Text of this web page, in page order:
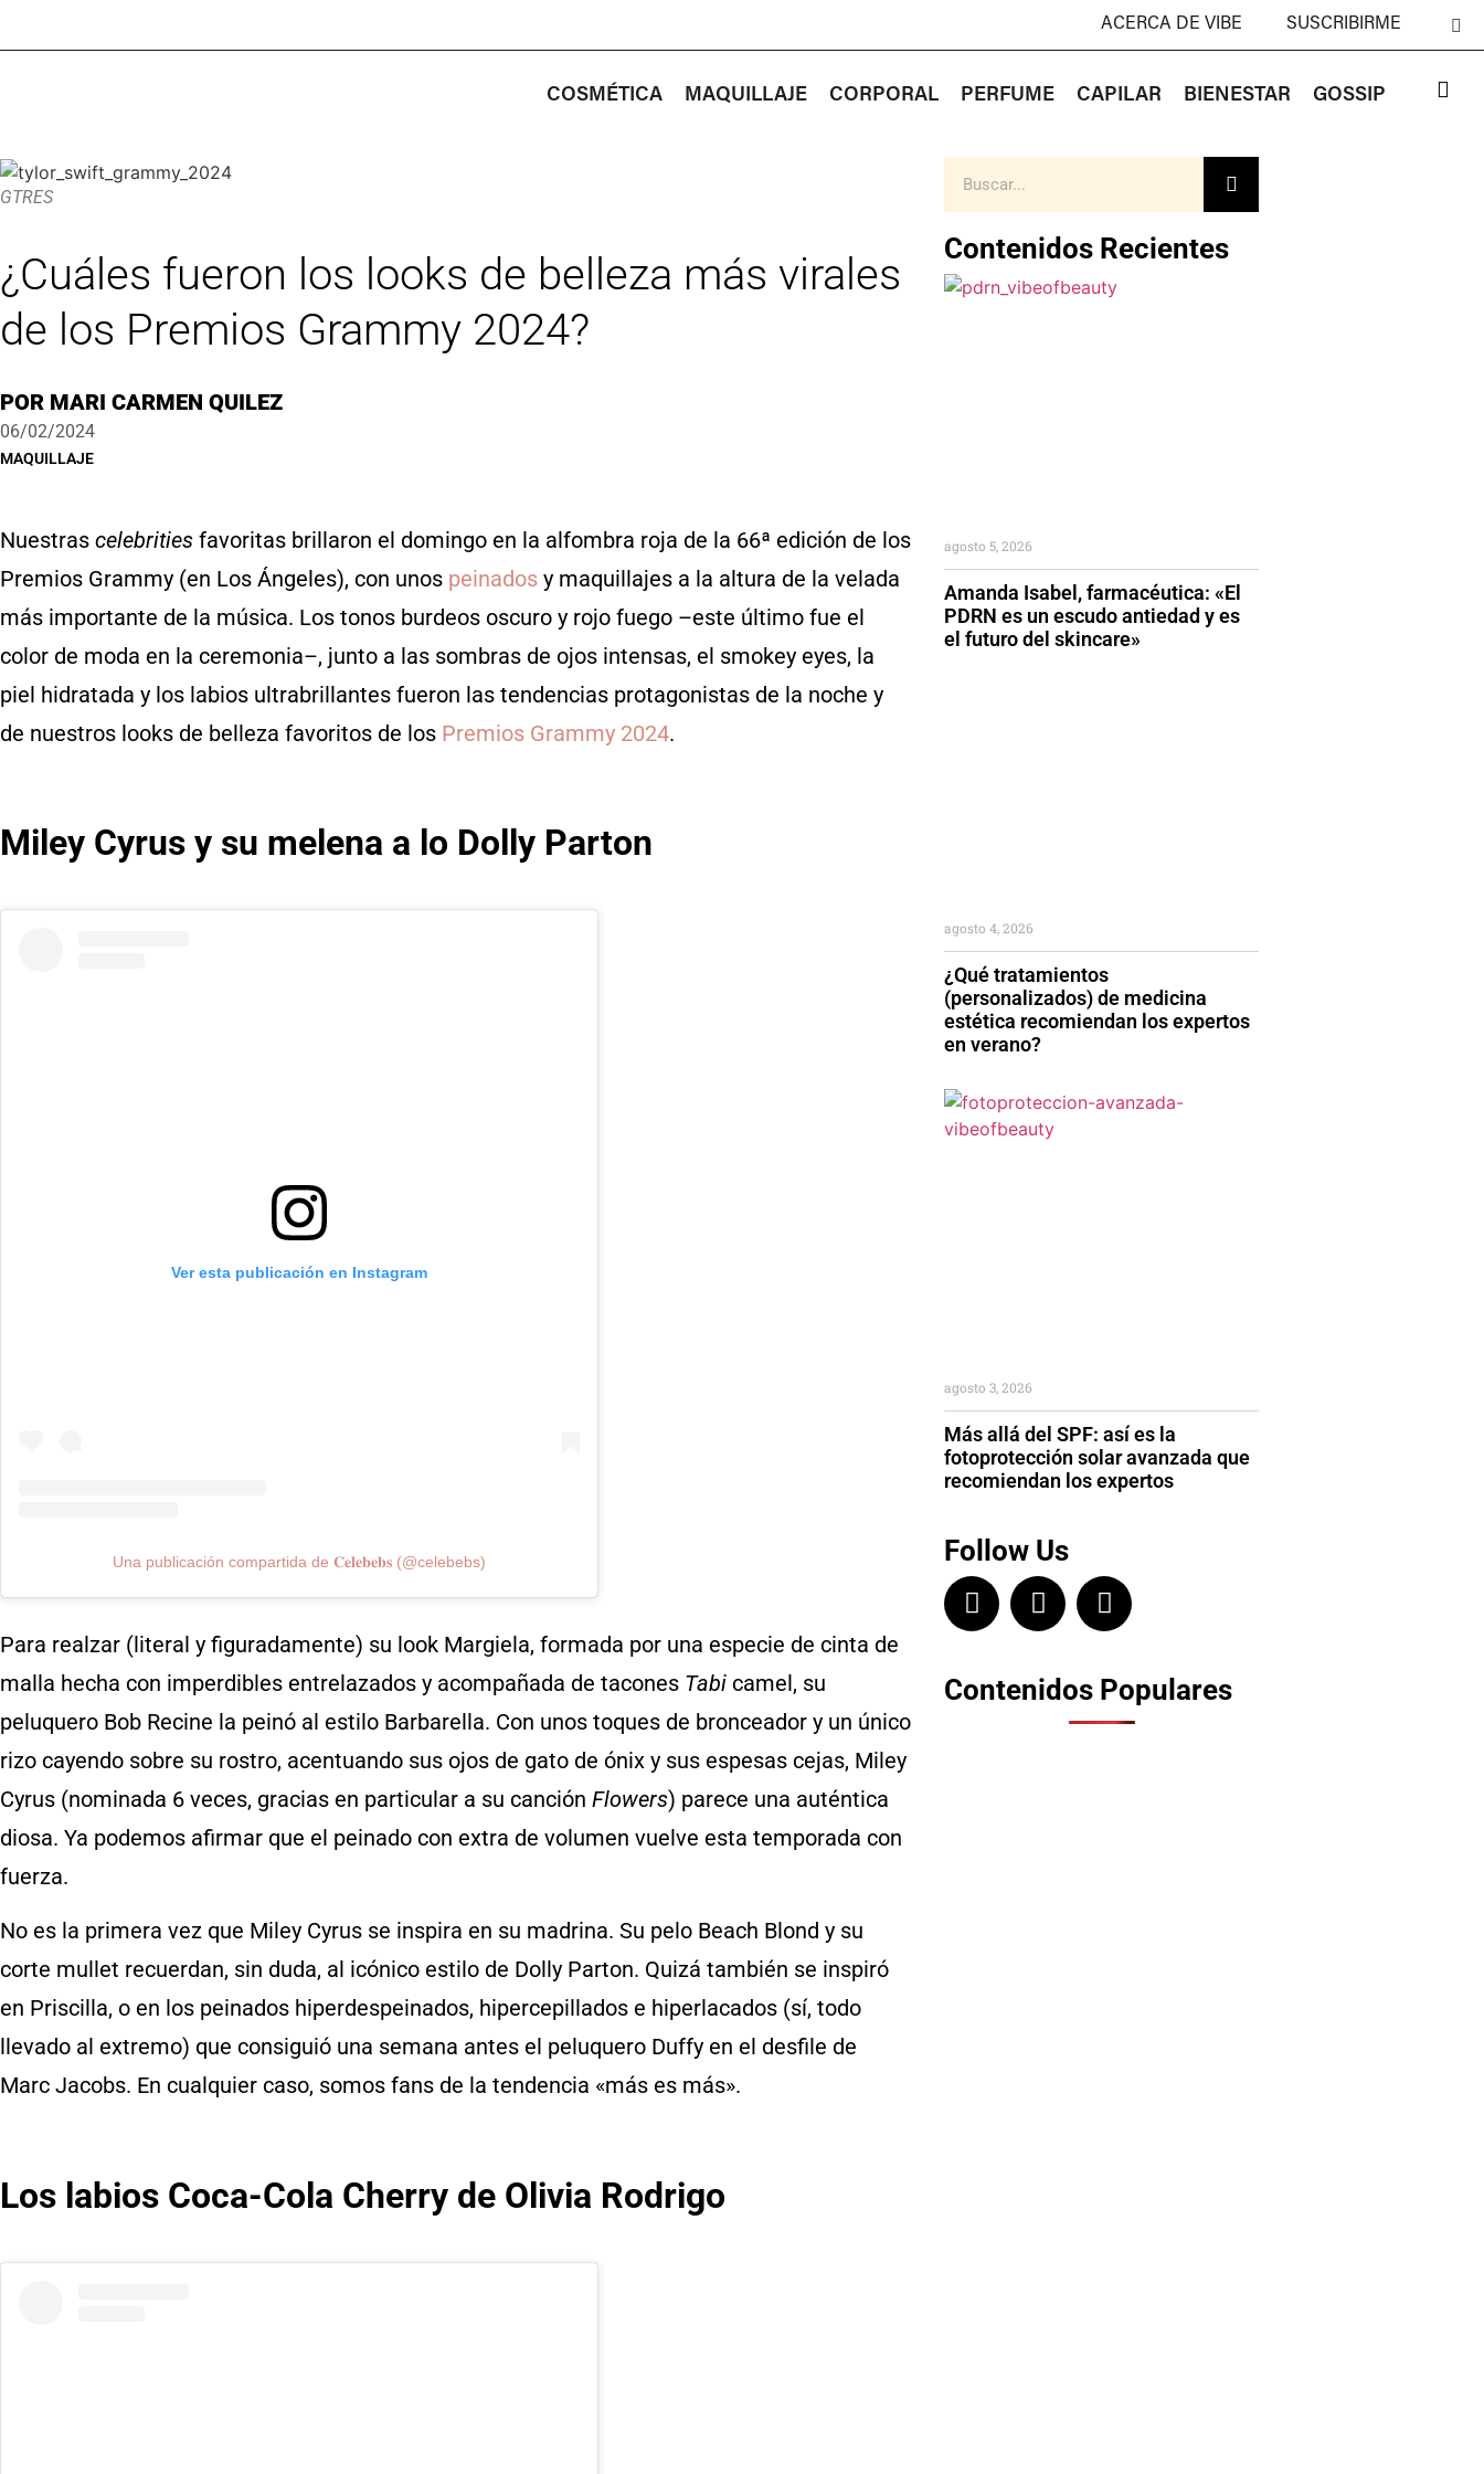
ACERCA DE VIBE SUSCRIBIRME
COSMÉTICA MAQUILLAJE CORPORAL PERFUME CAPILAR BIENESTAR GOSSIP
GTRES
¿Cuáles fueron los looks de belleza más virales
de los Premios Grammy 2024?
POR MARI CARMEN QUILEZ
06/02/2024
MAQUILLAJE
Nuestras celebrities favoritas brillaron el domingo en la alfombra roja de la 66ª edición de los
Premios Grammy (en Los Ángeles), con unos peinados y maquillajes a la altura de la velada
más importante de la música. Los tonos burdeos oscuro y rojo fuego –este último fue el
color de moda en la ceremonia–, junto a las sombras de ojos intensas, el smokey eyes, la
piel hidratada y los labios ultrabrillantes fueron las tendencias protagonistas de la noche y
de nuestros looks de belleza favoritos de los Premios Grammy 2024.
Miley Cyrus y su melena a lo Dolly Parton
Ver esta publicación en Instagram
Una publicación compartida de 𝐂𝐞𝐥𝐞𝐛𝐞𝐛𝐬 (@celebebs)
Para realzar (literal y figuradamente) su look Margiela, formada por una especie de cinta de
malla hecha con imperdibles entrelazados y acompañada de tacones Tabi camel, su
peluquero Bob Recine la peinó al estilo Barbarella. Con unos toques de bronceador y un único
rizo cayendo sobre su rostro, acentuando sus ojos de gato de ónix y sus espesas cejas, Miley
Cyrus (nominada 6 veces, gracias en particular a su canción Flowers) parece una auténtica
diosa. Ya podemos afirmar que el peinado con extra de volumen vuelve esta temporada con
fuerza.
No es la primera vez que Miley Cyrus se inspira en su madrina. Su pelo Beach Blond y su
corte mullet recuerdan, sin duda, al icónico estilo de Dolly Parton. Quizá también se inspiró
en Priscilla, o en los peinados hiperdespeinados, hipercepillados e hiperlacados (sí, todo
llevado al extremo) que consiguió una semana antes el peluquero Duffy en el desfile de
Marc Jacobs. En cualquier caso, somos fans de la tendencia «más es más».
Los labios Coca-Cola Cherry de Olivia Rodrigo
Contenidos Recientes
Amanda Isabel, farmacéutica: «El
PDRN es un escudo antiedad y es
el futuro del skincare»
agosto 5, 2026
¿Qué tratamientos
(personalizados) de medicina
estética recomiendan los expertos
en verano?
agosto 4, 2026
Más allá del SPF: así es la
fotoprotección solar avanzada que
recomiendan los expertos
agosto 3, 2026
Follow Us
Contenidos Populares